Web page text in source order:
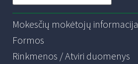
Mokesčių mokėtojų informacija
Formos
Rinkmenos / Atviri duomenys